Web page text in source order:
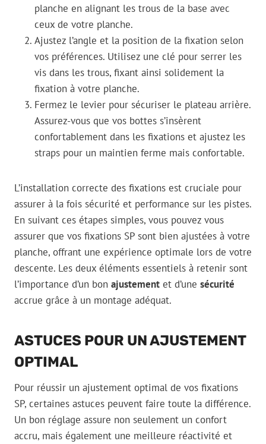
planche en alignant les trous de la base avec
ceux de votre planche.
Ajustez l’angle et la position de la fixation selon
vos préférences. Utilisez une clé pour serrer les
vis dans les trous, fixant ainsi solidement la
fixation à votre planche.
Fermez le levier pour sécuriser le plateau arrière.
Assurez-vous que vos bottes s’insèrent
confortablement dans les fixations et ajustez les
straps pour un maintien ferme mais confortable.
L’installation correcte des fixations est cruciale pour
assurer à la fois sécurité et performance sur les pistes.
En suivant ces étapes simples, vous pouvez vous
assurer que vos fixations SP sont bien ajustées à votre
planche, offrant une expérience optimale lors de votre
descente. Les deux éléments essentiels à retenir sont
l’importance d’un bon ajustement et d’une sécurité
accrue grâce à un montage adéquat.
ASTUCES POUR UN AJUSTEMENT
OPTIMAL
Pour réussir un ajustement optimal de vos fixations
SP, certaines astuces peuvent faire toute la différence.
Un bon réglage assure non seulement un confort
accru, mais également une meilleure réactivité et